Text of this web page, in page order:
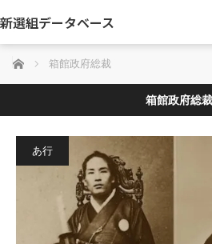
新選組データベース
ホーム 箱館政府総裁
箱館政府総裁
あ行